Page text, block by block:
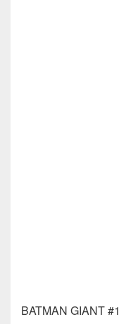
BATMAN GIANT #1